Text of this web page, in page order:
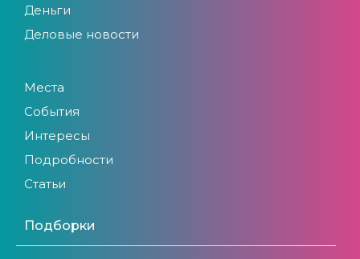
Деньги
Деловые новости
Места
События
Интересы
Подробности
Статьи
Подборки